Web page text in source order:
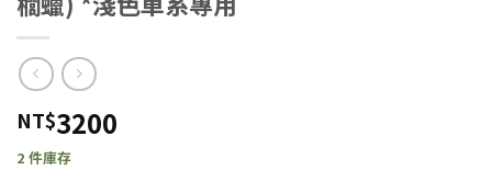
NT$3200
2 件庫存